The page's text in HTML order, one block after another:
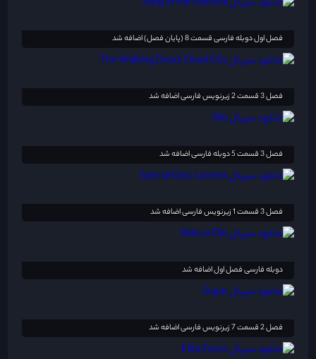
فصل اول دوبله فارسی قسمت 8 (پایان فصل) اضافه شد
فصل 3 قسمت 2 زیرنویس فارسی اضافه شد
فصل 3 قسمت 5 دوبله فارسی اضافه شد
فصل 3 قسمت 1 زیرنویس فارسی اضافه شد
دوبله فارسی فصل اول اضافه شد
فصل 2 قسمت 7 زیرنویس فارسی اضافه شد